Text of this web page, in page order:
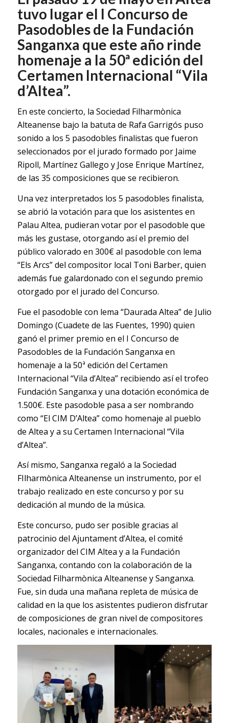
tuvo lugar el I Concurso de
Pasodobles de la Fundación
Sanganxa que este año rinde
homenaje a la 50ª edición del
Certamen Internacional “Vila
d’Altea”.
En este concierto, la Sociedad Filharmònica
Alteanense bajo la batuta de Rafa Garrigós puso
sonido a los 5 pasodobles finalistas que fueron
seleccionados por el jurado formado por Jaime
Ripoll, Martínez Gallego y Jose Enrique Martínez,
de las 35 composiciones que se recibieron.
Una vez interpretados los 5 pasodobles finalista,
se abrió la votación para que los asistentes en
Palau Altea, pudieran votar por el pasodoble que
más les gustase, otorgando así el premio del
público valorado en 300€ al pasodoble con lema
“Els Arcs” del compositor local Toni Barber, quien
además fue galardonado con el segundo premio
otorgado por el jurado del Concurso.
Fue el pasodoble con lema “Daurada Altea” de Julio
Domingo (Cuadete de las Fuentes, 1990) quien
ganó el primer premio en el I Concurso de
Pasodobles de la Fundación Sanganxa en
homenaje a la 50ª edición del Certamen
Internacional “Vila d’Altea” recibiendo así el trofeo
Fundación Sanganxa y una dotación económica de
1.500€. Este pasodoble pasa a ser nombrando
como “El CIM D’Altea” como homenaje al pueblo
de Altea y a su Certamen Internacional “Vila
d’Altea”.
Así mismo, Sanganxa regaló a la Sociedad
FIlharmònica Alteanense un instrumento, por el
trabajo realizado en este concurso y por su
dedicación al mundo de la música.
Este concurso, pudo ser posible gracias al
patrocinio del Ajuntament d’Altea, el comité
organizador del CIM Altea y a la Fundación
Sanganxa, contando con la colaboración de la
Sociedad Filharmònica Alteanense y Sanganxa.
Fue, sin duda una mañana repleta de música de
calidad en la que los asistentes pudieron disfrutar
de composiciones de gran nivel de compositores
locales, nacionales e internacionales.